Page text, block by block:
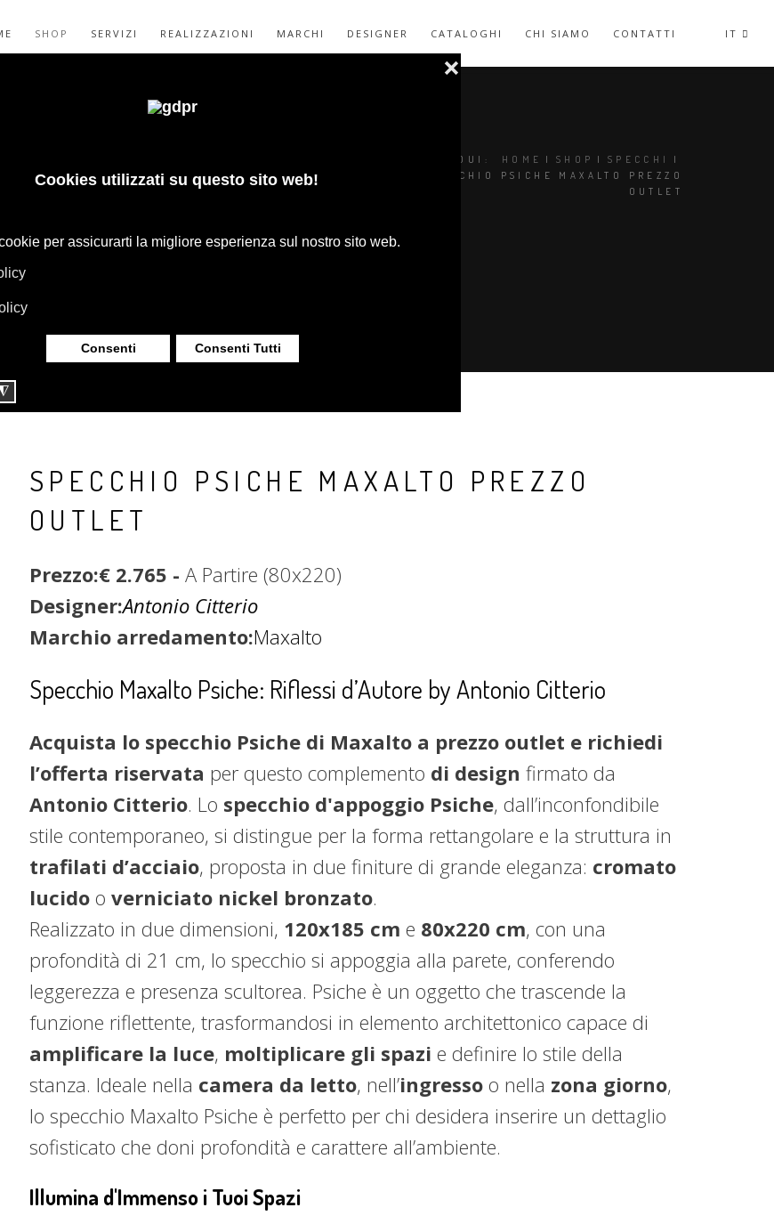
IT
SHOP SERVIZI REALIZZAZIONI MARCHI DESIGNER CATALOGHI CHI SIAMO CONTATTI
MAXALTO
BOFFI, B&B ITALIA, DE PADOVA,
TAPPETI E TESSUTI MISSONI,
DAVIDE GROPPI OLUCE.
SEI QUI: HOME | SHOP | SPECCHI
|
SPECCHIO PSICHE MAXALTO PREZZO
OUTLET
SPECCHIO PSICHE MAXALTO PREZZO
OUTLET
Prezzo:€ 2.765 - A Partire (80x220)
Designer:Antonio Citterio
Marchio arredamento:Maxalto
Specchio Maxalto Psiche: Riflessi d’Autore by Antonio Citterio
Acquista lo specchio Psiche di Maxalto a prezzo outlet e richiedi
l’offerta riservata per questo complemento di design firmato da
Antonio Citterio. Lo specchio d'appoggio Psiche, dall’inconfondibile
stile contemporaneo, si distingue per la forma rettangolare e la struttura in
trafilati d’acciaio, proposta in due finiture di grande eleganza: cromato
lucido o verniciato nickel bronzato.
Realizzato in due dimensioni, 120x185 cm e 80x220 cm, con una
profondità di 21 cm, lo specchio si appoggia alla parete, conferendo
leggerezza e presenza scultorea. Psiche è un oggetto che trascende la
funzione riflettente, trasformandosi in elemento architettonico capace di
amplificare la luce, moltiplicare gli spazi e definire lo stile della
stanza. Ideale nella camera da letto, nell’ingresso o nella zona giorno,
lo specchio Maxalto Psiche è perfetto per chi desidera inserire un dettaglio
sofisticato che doni profondità e carattere all’ambiente.
Illumina d'Immenso i Tuoi Spazi